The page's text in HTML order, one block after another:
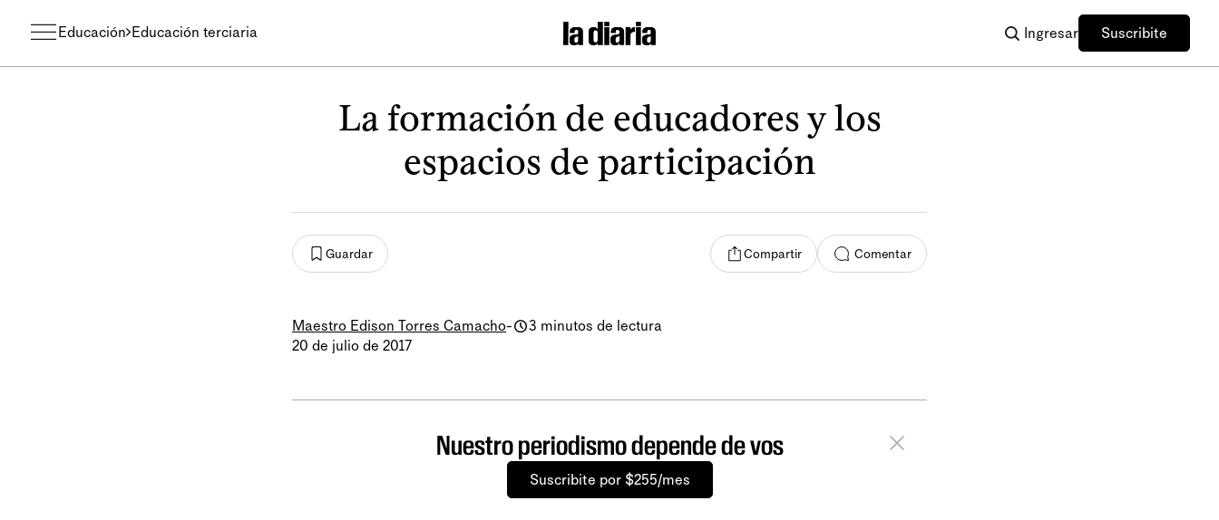
Educación Educación terciaria Ingresar Suscribite
La formación de educadores y los
espacios de participación
Guardar Compartir Comentar
Maestro Edison Torres Camacho-
3 minutos de lectura
20 de julio de 2017
Nuestro periodismo depende de vos
Suscribite por $255/mes